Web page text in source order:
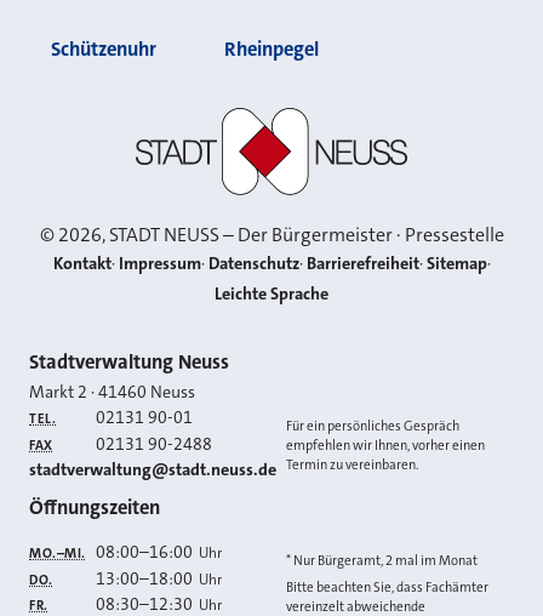
Schützenuhr Rheinpegel
©2026, STADT NEUSS – Der Bürgermeister · Pressestelle
Kontakt Impressum Datenschutz Barrierefreiheit Sitemap
Leichte Sprache
Kontakt
Stadtverwaltung Neuss
Markt 2 ·41460 Neuss
TEL. 02131 90-01
FAX 02131 90-2488
E-MAIL
stadtverwaltung@stadt.neuss.de
Für ein persönliches Gespräch
empfehlen wir Ihnen, vorher einen
Termin zu vereinbaren.
Öffnungszeiten
MO.–MI. 08:00–16:00 Uhr
DO. 13:00–18:00 Uhr
FR. 08:30–12:30 Uhr
* Nur Bürgeramt, 2 mal im Monat
Bitte beachten Sie, dass Fachämter
vereinzelt abweichende